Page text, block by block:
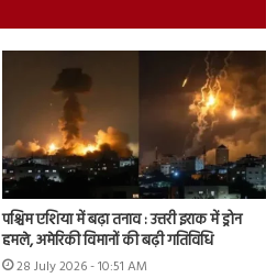
पश्चिम एशिया में बढ़ा तनाव : उत्तरी इराक में ड्रोन
हमले, अमेरिकी विमानों की बढ़ी गतिविधि
28 July 2026 - 10:51 AM